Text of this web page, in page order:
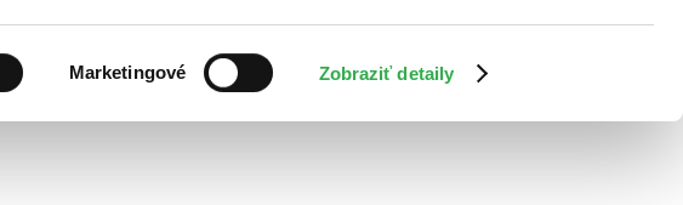
Marketingové Zobraziť detaily